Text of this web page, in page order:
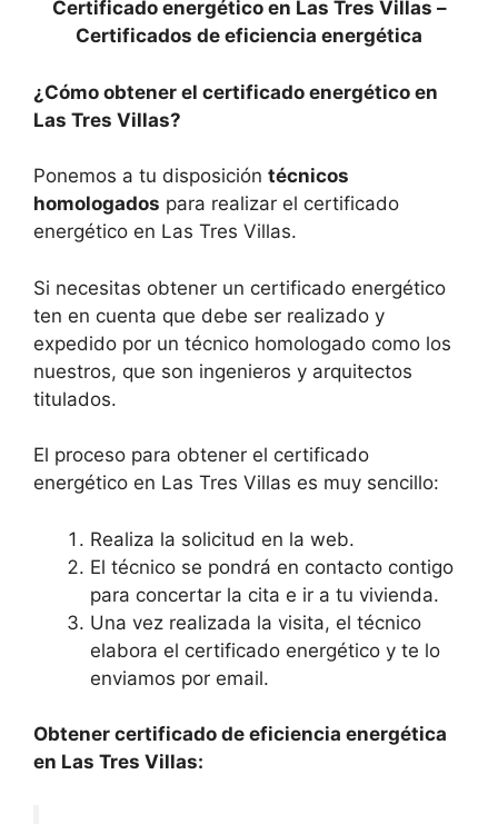
Certificado energético en Las Tres Villas –
Certificados de eficiencia energética
¿Cómo obtener el certificado energético en
Las Tres Villas?
Ponemos a tu disposición técnicos
homologados para realizar el certificado
energético en Las Tres Villas.
Si necesitas obtener un certificado energético
ten en cuenta que debe ser realizado y
expedido por un técnico homologado como los
nuestros, que son ingenieros y arquitectos
titulados.
El proceso para obtener el certificado
energético en Las Tres Villas es muy sencillo:
Realiza la solicitud en la web.
El técnico se pondrá en contacto contigo
para concertar la cita e ir a tu vivienda.
Una vez realizada la visita, el técnico
elabora el certificado energético y te lo
enviamos por email.
Obtener certificado de eficiencia energética
en Las Tres Villas: